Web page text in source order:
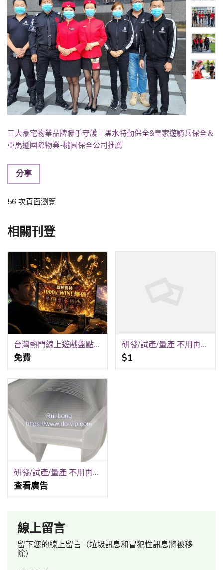
三大豪宅物業品牌聯手守護｜黑水特勤保全&皇家遊騎兵保全＆
亞馬遜國際物業-桃園保全公司推薦
分享
56 次頁面瀏覽
相關刊登
台灣熱門線上遊戲盤點，從高強度排位到極速紓壓
免費
研發/試產/量產 不用再跑五家！銳隆光電一站式全包
$1
研發/試產/量產 不用再跑五家！銳隆光電一站式全包！
查看廣告
線上留言
留下您的線上留言（垃圾訊息和冒犯性訊息將被移
除）